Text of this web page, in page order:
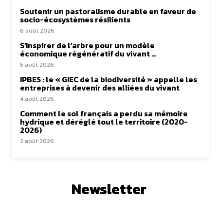
Soutenir un pastoralisme durable en faveur de
socio-écosystèmes résilients
6 août 2026
S’inspirer de l’arbre pour un modèle
économique régénératif du vivant …
5 août 2026
IPBES : le « GIEC de la biodiversité » appelle les
entreprises à devenir des alliées du vivant
4 août 2026
Comment le sol français a perdu sa mémoire
hydrique et déréglé tout le territoire (2020-
2026)
2 août 2026
Newsletter